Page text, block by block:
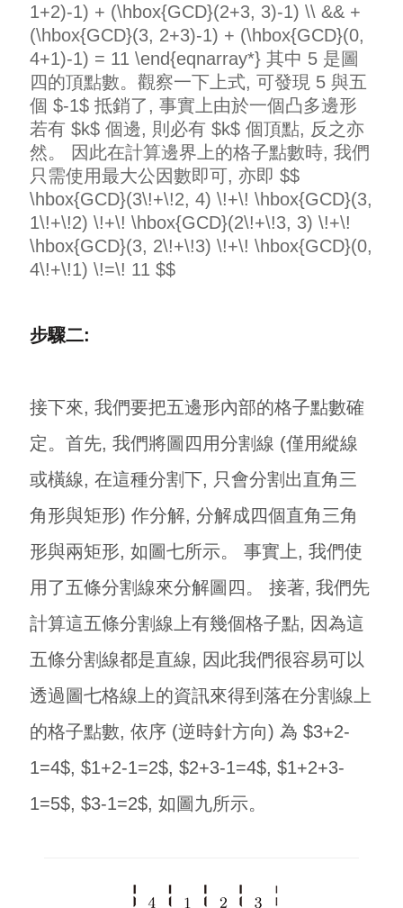
1+2)-1) + (\hbox{GCD}(2+3, 3)-1) \\ && +
(\hbox{GCD}(3, 2+3)-1) + (\hbox{GCD}(0,
4+1)-1) = 11 \end{eqnarray*} 其中 5 是圖
四的頂點數。觀察一下上式, 可發現 5 與五
個 $-1$ 抵銷了, 事實上由於一個凸多邊形
若有 $k$ 個邊, 則必有 $k$ 個頂點, 反之亦
然。 因此在計算邊界上的格子點數時, 我們
只需使用最大公因數即可, 亦即 $$
\hbox{GCD}(3\!+\!2, 4) \!+\! \hbox{GCD}(3,
1\!+\!2) \!+\! \hbox{GCD}(2\!+\!3, 3) \!+\!
\hbox{GCD}(3, 2\!+\!3) \!+\! \hbox{GCD}(0,
4\!+\!1) \!=\! 11 $$
步驟二:
接下來, 我們要把五邊形內部的格子點數確
定。首先, 我們將圖四用分割線 (僅用縱線
或橫線, 在這種分割下, 只會分割出直角三
角形與矩形) 作分解, 分解成四個直角三角
形與兩矩形, 如圖七所示。 事實上, 我們使
用了五條分割線來分解圖四。 接著, 我們先
計算這五條分割線上有幾個格子點, 因為這
五條分割線都是直線, 因此我們很容易可以
透過圖七格線上的資訊來得到落在分割線上
的格子點數, 依序 (逆時針方向) 為 $3+2-
1=4$, $1+2-1=2$, $2+3-1=4$, $1+2+3-
1=5$, $3-1=2$, 如圖九所示。